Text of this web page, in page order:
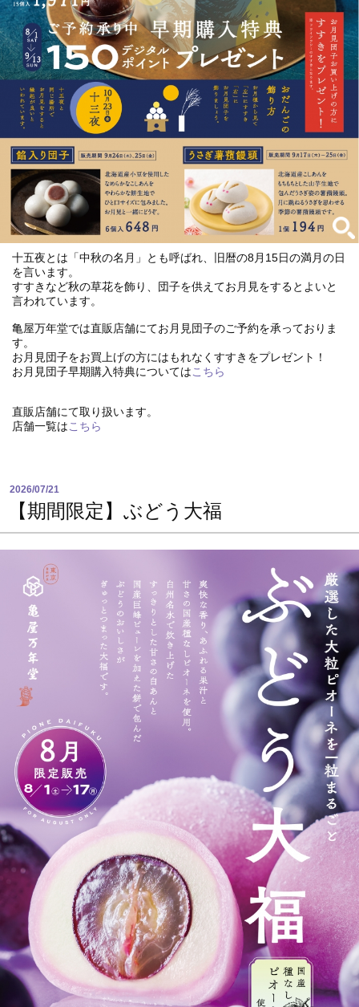
十五夜とは「中秋の名月」とも呼ばれ、旧暦の8月15日の満月の日
を言います。
すすきなど秋の草花を飾り、団子を供えてお月見をするとよいと
言われています。
亀屋万年堂では直販店舗にてお月見団子のご予約を承っておりま
す。
お月見団子をお買上げの方にはもれなくすすきをプレゼント！
お月見団子早期購入特典についてはこちら
直販店舗にて取り扱います。
店舗一覧はこちら
2026/07/21
【期間限定】ぶどう大福